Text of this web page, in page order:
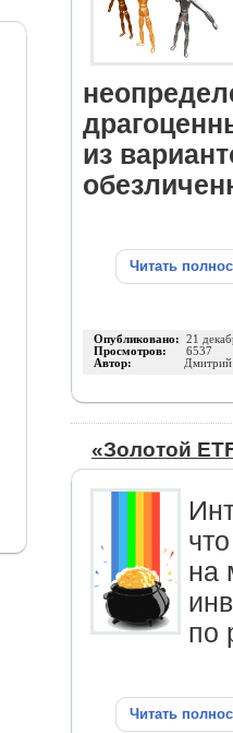
из
Читать
Опубликовано: 21
Просмотров: 6537
Автор:
«Золотой
на
по
Читать